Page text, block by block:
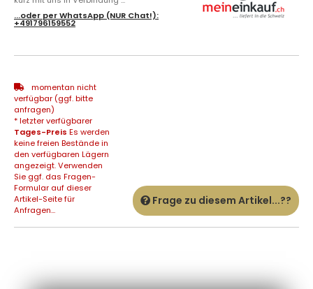
...oder perWhatsApp (NUR Chat!):
+491796159552
momentan nicht
verfügbar (ggf. bitte
anfragen)
* letzter verfügbarer
Tages-Preis Es werden
keine freien Bestände in
den verfügbaren Lägern
angezeigt. Verwenden
Sie ggf. das Fragen-
Formular auf dieser
Artikel-Seite für
Anfragen...
Frage zu diesem Artikel...??